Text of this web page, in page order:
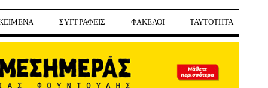
ΣΥΓΓΡΑΦΕΙΣ ΦΑΚΕΛΟΙ ΤΑΥΤΟΤΗΤΑ